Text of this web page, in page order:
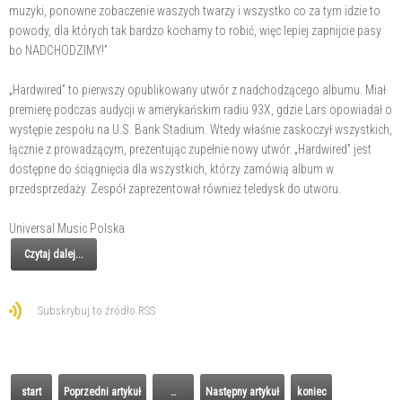
muzyki, ponowne zobaczenie waszych twarzy i wszystko co za tym idzie to
powody, dla których tak bardzo kochamy to robić, więc lepiej zapnijcie pasy
bo NADCHODZIMY!”
„Hardwired” to pierwszy opublikowany utwór z nadchodzącego albumu. Miał
premierę podczas audycji w amerykańskim radiu 93X, gdzie Lars opowiadał o
występie zespołu na U.S. Bank Stadium. Wtedy właśnie zaskoczył wszystkich,
łącznie z prowadzącym, prezentując zupełnie nowy utwór. „Hardwired” jest
dostępne do ściągnięcia dla wszystkich, którzy zamówią album w
przedsprzedaży. Zespół zaprezentował również teledysk do utworu.
Universal Music Polska
Czytaj dalej...
Subskrybuj to źródło RSS
start Poprzedni artykuł … Następny artykuł koniec